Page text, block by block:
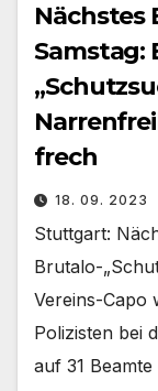
Nächstes
Samstag:
frech
18. 09. 2023
Stuttgart:
Brutalo-
Vereins-Capo
Polizisten bei
auf 31